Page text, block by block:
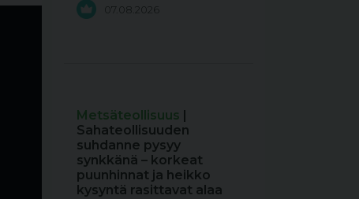
07.08.2026
Metsäteollisuus |
Sahateollisuuden
suhdanne pysyy
synkkänä – korkeat
puunhinnat ja heikko
kysyntä rasittavat alaa